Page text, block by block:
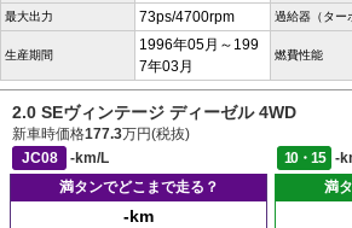
最大出力 73ps/4700rpm 過給器（ター
生産期間
1996年05月～199
7年03月
燃費性能
2.0 SEヴィンテージ ディーゼル 4WD
新車時価格177.3万円(税抜)
JC08
-km/L 10・15
-
満タンでどこまで走る？
-km
満